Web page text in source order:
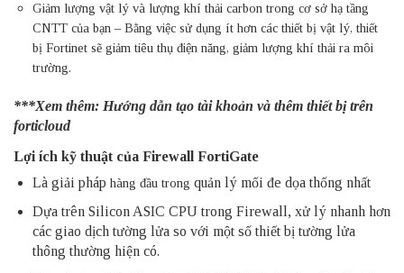
Giảm lượng vật lý và lượng khí thải carbon trong cơ sở hạ tầng
CNTT của bạn – Bằng việc sử dụng ít hơn các thiết bị vật lý, thiết
bị Fortinet sẽ giảm tiêu thụ điện năng, giảm lượng khí thải ra môi
trường.
***Xem thêm: Hướng dẫn tạo tài khoản và thêm thiết bị trên
forticloud
Lợi ích kỹ thuật của Firewall FortiGate
Là giải pháp hàng đầu trong quản lý mối đe dọa thống nhất
Dựa trên Silicon ASIC CPU trong Firewall, xử lý nhanh hơn
các giao dịch tường lửa so với một số thiết bị tường lửa
thông thường hiện có.